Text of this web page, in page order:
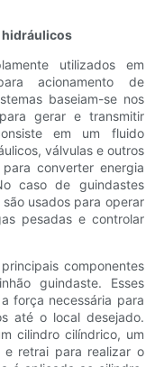
hidráulicos
utilizados em
acionamento de
baseiam-se nos
gerar e transmitir
em um fluido
válvulas e outros
converter energia
caso de guindastes
usados ​​para operar
pesadas e controlar
componentes
guindaste. Esses
força necessária para
até o local desejado.
cilindro cilíndrico, um
retrai para realizar o